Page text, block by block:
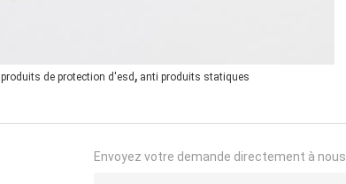
produits de protection d'esd , anti produits statiques
Envoyez votre demande directement à nous